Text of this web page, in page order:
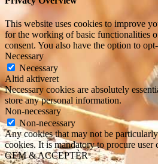
This website uses cookies to improve
for the working of basic functionalities
consent. You also have the option to
Necessary
Necessary
Altid aktiveret
Necessary cookies are absolutely
store any personal information.
Non-necessary
Non-necessary
Any cookies that may not be
cookies. It is mandatory to procure
GEM & ACCEPTÈR